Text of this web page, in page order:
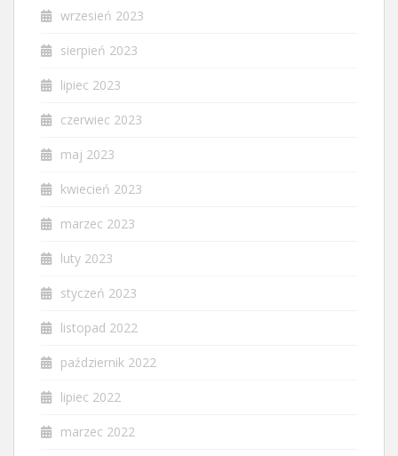
wrzesień 2023
sierpień 2023
lipiec 2023
czerwiec 2023
maj 2023
kwiecień 2023
marzec 2023
luty 2023
styczeń 2023
listopad 2022
październik 2022
lipiec 2022
marzec 2022